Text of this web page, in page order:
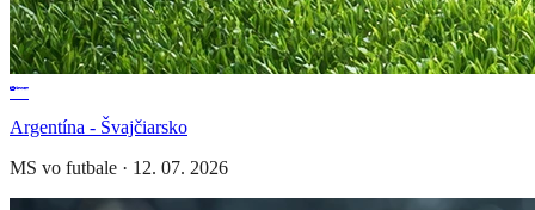
Argentína - Švajčiarsko
MS vo futbale · 12. 07. 2026